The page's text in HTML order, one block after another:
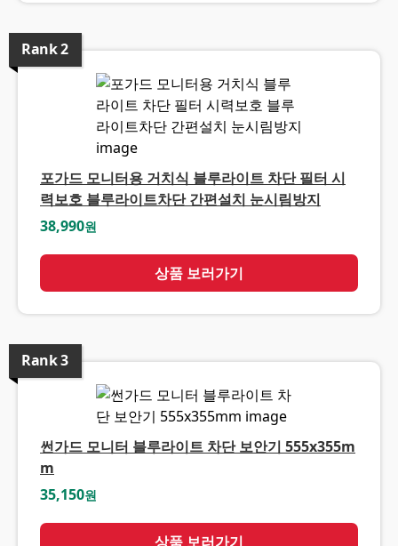
Rank2
포가드 모니터용 거치식 블루라이트 차단 필터 시
력보호 블루라이트차단 간편설치 눈시림방지
38,990원
상품 보러가기
Rank3
썬가드 모니터 블루라이트 차단 보안기 555x355m
m
35,150원
상품 보러가기